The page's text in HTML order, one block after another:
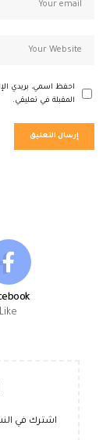
احفظ اسمي، بريدي
المقبلة في تعليقي.
Like
اشترك في